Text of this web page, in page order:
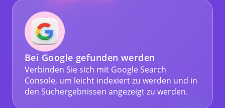
Bei Google gefunden werden
Verbinden Sie sich mit Google Search
Console, um leicht indexiert zu werden und in
den Suchergebnissen angezeigt zu werden.